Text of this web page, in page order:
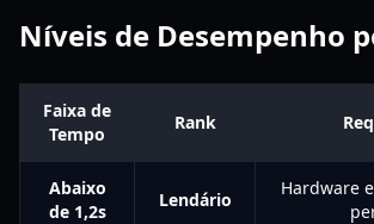
Níveis de Desempenho
Faixa de
Tempo
Rank
Abaixo
de 1,2s
Lendário
Hardware